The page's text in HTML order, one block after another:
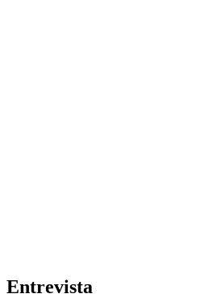
Entrevista